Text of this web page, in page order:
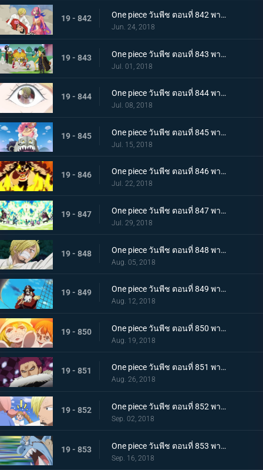
19 - 842 One piece วันพีช ตอนที่ 842 พากย์ไทย เริ่มบทลงโทษ อวสานลูฟี่และพวกพ้อง!
Jun. 24, 2018
19 - 843 One piece วันพีช ตอนที่ 843 พากย์ไทย ปราสาทพังทลาย พวกลูฟี่เปิดฉากการหนีอีกครั้ง!
Jul. 01, 2018
19 - 844 One piece วันพีช ตอนที่ 844 พากย์ไทย หอกแห่งเอลบัฟ! การโจมตีจากบนฟ้าของบิ๊กมัม!
Jul. 08, 2018
19 - 845 One piece วันพีช ตอนที่ 845 พากย์ไทย การตัดสินใจของพุดดิ้ง! ป่าล่อลวง! ที่อยู่ในกองเพลิง
Jul. 15, 2018
19 - 846 One piece วันพีช ตอนที่ 846 พากย์ไทย สายฟ้าโต้กลับ! นามิและเมฆสายฟ้าซุส!
Jul. 22, 2018
19 - 847 One piece วันพีช ตอนที่ 847 พากย์ไทย เจอกันอีกครั้งโดยบังเอิญ! ซันจิและพุดดิ้งชั่วร้ายที่กำลังตกหลุมรัก!
Jul. 29, 2018
19 - 848 One piece วันพีช ตอนที่ 848 พากย์ไทย ปกป้องซันนี่! การต่อสู้อย่างสุดกำลัง! ช็อปเปอร์และบรู๊ค!
Aug. 05, 2018
19 - 849 One piece วันพีช ตอนที่ 849 พากย์ไทย ก่อนจะย่ำรุ่ง! หัวหน้ากลุ่มผู้พิทักษ์ เปโดร
Aug. 12, 2018
19 - 850 One piece วันพีช ตอนที่ 850 พากย์ไทย ต้องกลับไปแน่นอน การออกเรือโดยมีชีวิตเป็นเดิมพันของลูฟี่!
Aug. 19, 2018
19 - 851 One piece วันพีช ตอนที่ 851 พากย์ไทย ชายผู้มีค่าหัวพันล้าน! 1 ใน 3 ขุนพลสุดแกร่ง คาตาคุริ
Aug. 26, 2018
19 - 852 One piece วันพีช ตอนที่ 852 พากย์ไทย เปิดฉากศึกอันดุเดือด ลูฟี่ ปะทะ คาตาคุริ
Sep. 02, 2018
19 - 853 One piece วันพีช ตอนที่ 853 พากย์ไทย กรีนรูม! นายท้ายเรือไร้พ่าย จินเบ!
Sep. 16, 2018